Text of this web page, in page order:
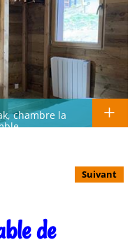
chambre la
Suivant
de